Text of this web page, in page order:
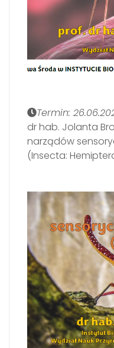
Termin:
dr hab. Jolanta
narządów
(Insecta: